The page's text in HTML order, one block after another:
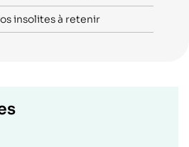
insolites à retenir